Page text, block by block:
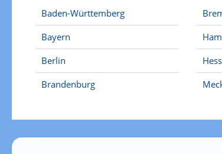
Baden-Württemberg
Bayern
Berlin
Brandenburg